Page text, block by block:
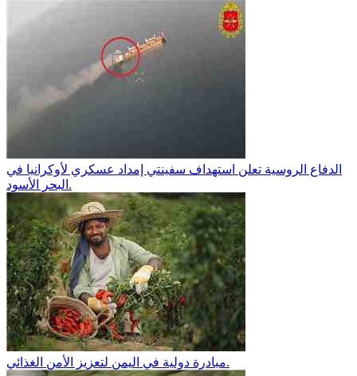
الدفاع الروسية تعلن استهداف سفينتي إمداد عسكري لأوكرانيا في
البحر الأسود.
مبادرة دولية في اليمن لتعزيز الأمن الغذائي.